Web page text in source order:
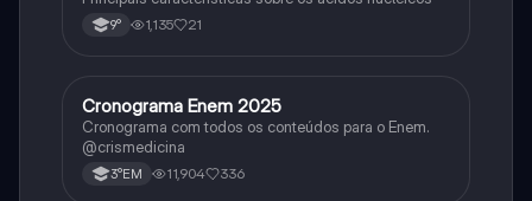
9° 1,135 21
Matematica
Cronograma Enem 2025
Cronograma com todos os conteúdos para o Enem.
@crismedicina
3°EM 11,904 336